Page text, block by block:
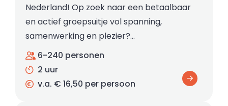
Nederland! Op zoek naar een betaalbaar
en actief groepsuitje vol spanning,
samenwerking en plezier?…
6-240 personen
2 uur
v.a. € 16,50 per persoon